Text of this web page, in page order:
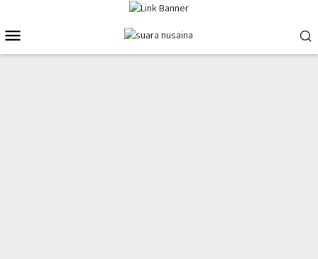
konten
Mobile